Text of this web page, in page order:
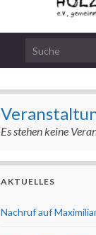
Search for:
Es stehen keine
AKTUELLES
Nachruf auf